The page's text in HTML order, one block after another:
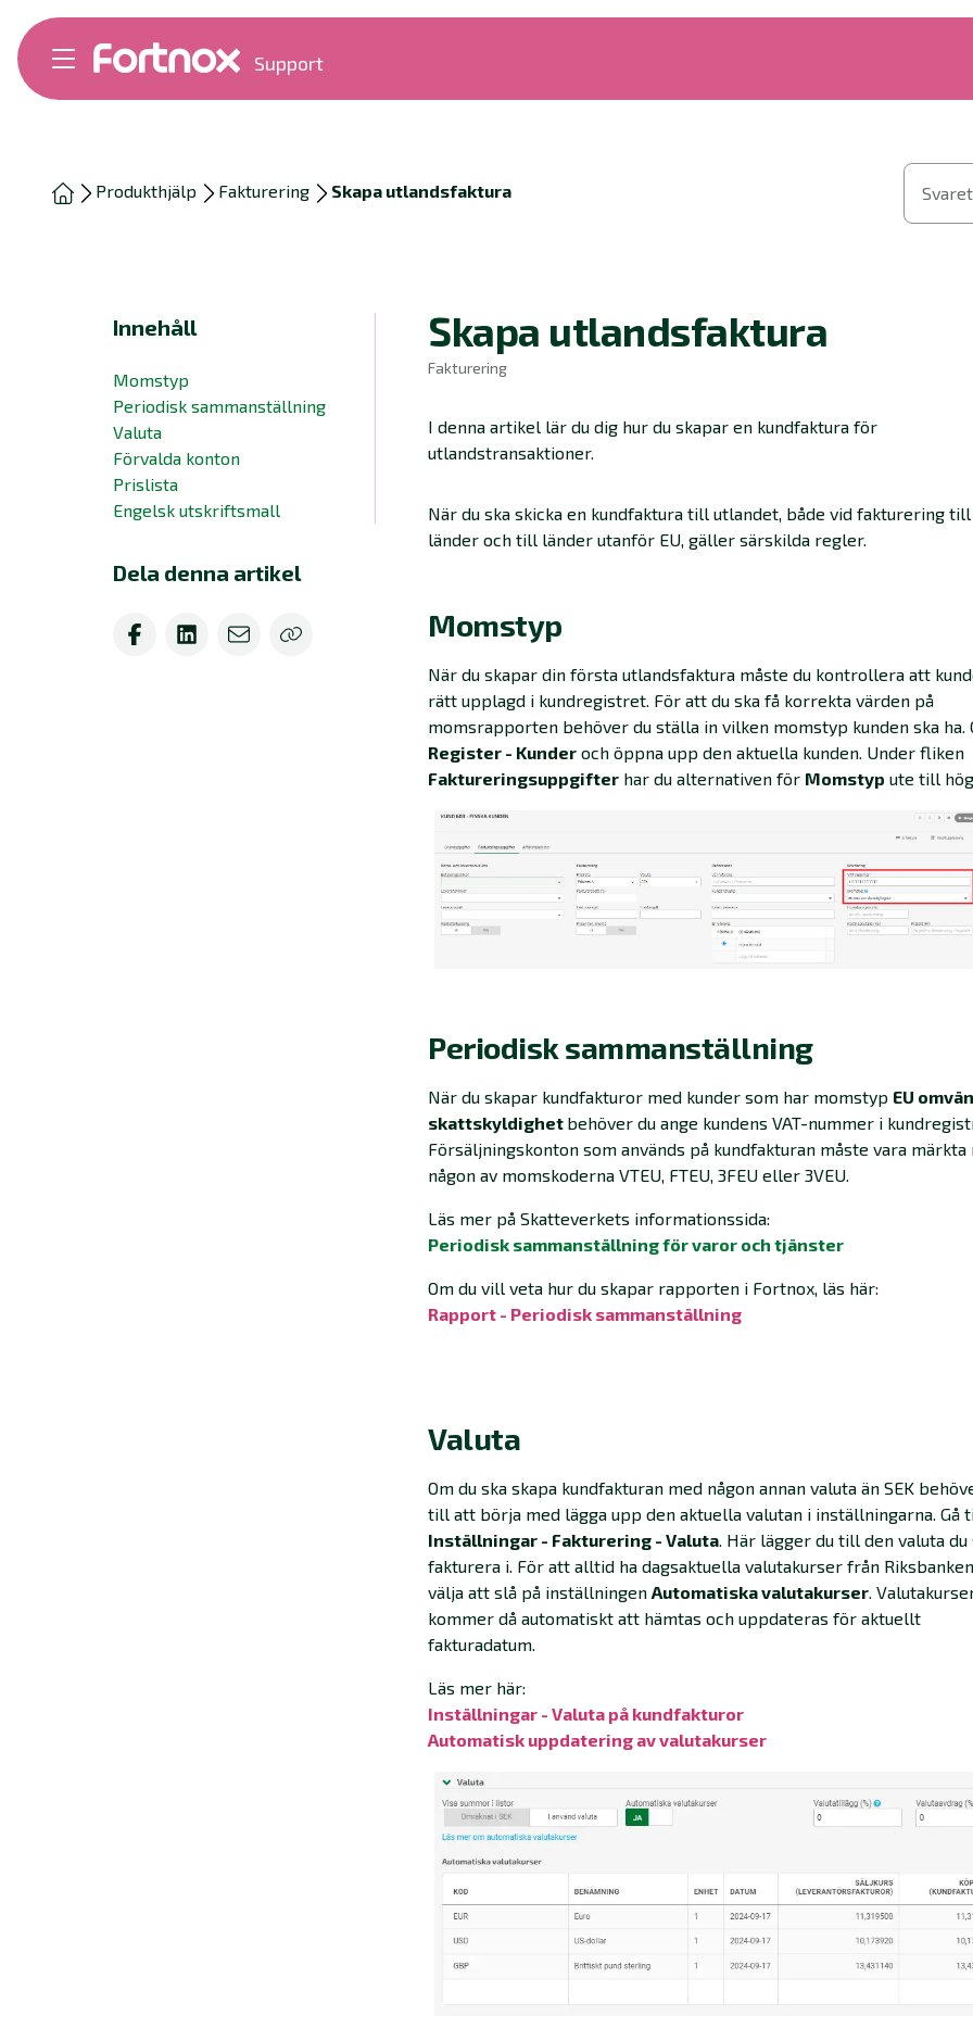
Support
Bokföring
Byt till Fortnox
Support Play
Ordlista
Produkthjälp Fakturering Skapa utlandsfaktura
Innehåll
Momstyp
Periodisk sammanställning
Valuta
Förvalda konton
Prislista
Engelsk utskriftsmall
Dela denna artikel
Skapa utlandsfaktura
Fakturering
I denna artikel lär du dig hur du skapar en kundfaktura för
utlandstransaktioner.
När du ska skicka en kundfaktura till utlandet, både vid fakturering till
länder och till länder utanför EU, gäller särskilda regler.
Momstyp
När du skapar din första utlandsfaktura måste du kontrollera att
rätt upplagd i kundregistret. För att du ska få korrekta värden på
momsrapporten behöver du ställa in vilken momstyp kunden ska ha.
Register - Kunder och öppna upp den aktuella kunden. Under fliken
Faktureringsuppgifter har du alternativen för Momstyp ute till
Periodisk sammanställning
När du skapar kundfakturor med kunder som har momstyp EU
skattskyldighet behöver du ange kundens VAT-nummer i
Försäljningskonton som används på kundfakturan måste vara märkta
någon av momskoderna VTEU, FTEU, 3FEU eller 3VEU.
Läs mer på Skatteverkets informationssida:
Periodisk sammanställning för varor och tjänster
Om du vill veta hur du skapar rapporten i Fortnox, läs här:
Rapport - Periodisk sammanställning
Valuta
Om du ska skapa kundfakturan med någon annan valuta än SEK
till att börja med lägga upp den aktuella valutan i inställningarna. Gå
Inställningar - Fakturering - Valuta. Här lägger du till den valuta du
fakturera i. För att alltid ha dagsaktuella valutakurser från
välja att slå på inställningen Automatiska valutakurser.
kommer då automatiskt att hämtas och uppdateras för aktuellt
fakturadatum.
Läs mer här:
Inställningar - Valuta på kundfakturor‍
Automatisk uppdatering av valutakurser‍‍